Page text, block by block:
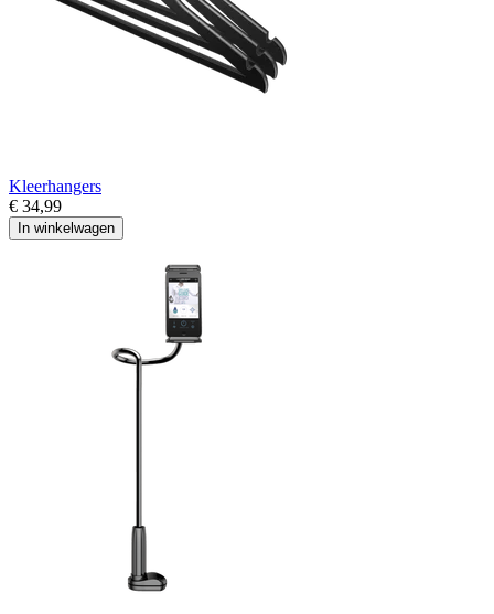
Kleerhangers
€ 34,99
In winkelwagen